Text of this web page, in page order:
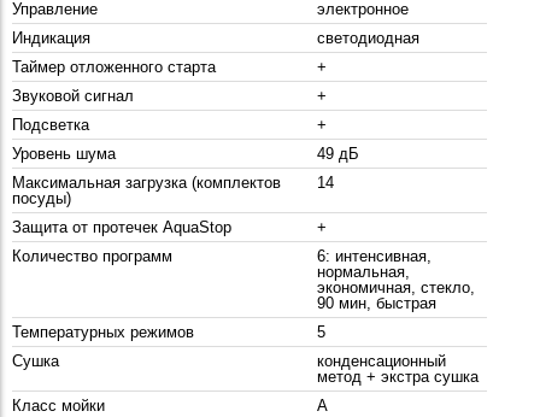
Управление
электронное
Индикация
светодиодная
Таймер отложенного старта
+
Звуковой сигнал
+
Подсветка
+
Уровень шума
49 дБ
Максимальная загрузка (комплектов
посуды)
14
Защита от протечек AquaStop
+
Количество программ
6: интенсивная,
нормальная,
экономичная, стекло,
90 мин, быстрая
Температурных режимов
5
Сушка
конденсационный
метод + экстра сушка
Класс мойки
A